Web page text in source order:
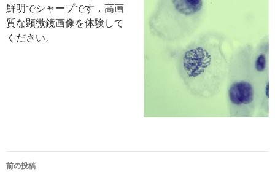
鮮明でシャープです．高画
質な顕微鏡画像を体験して
ください。
投
前の投稿